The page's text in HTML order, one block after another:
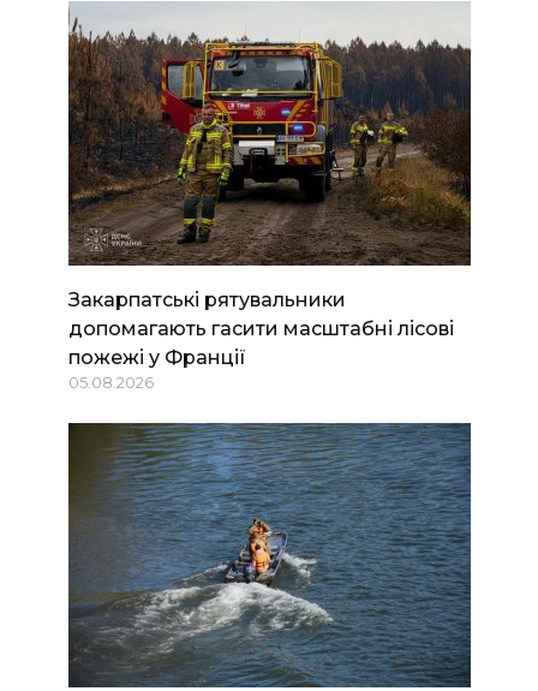
Закарпатські рятувальники
допомагають гасити масштабні лісові
пожежі у Франції
05.08.2026